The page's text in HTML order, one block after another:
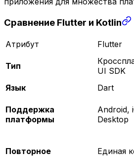
Сравнение Flutter и Kotlin
Атрибут Flutter
Тип
UI SDK
Язык
Dart
Поддержка
платформы
Android,
Desktop
Повторное
Единая